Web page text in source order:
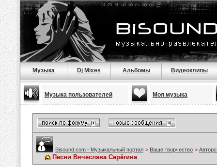
Музыка Dj Mixes Альбомы Видеоклипы
Музыка пользователей Моя музыка
Bisound.com - Музыкальный портал > Ваше творчество >
Песни Вячеслава Серёгина